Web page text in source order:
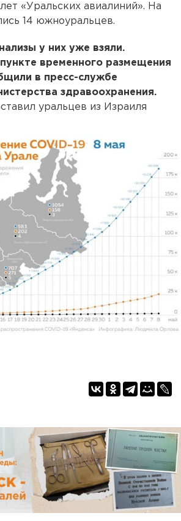
«Уральских авиалиний». На
14 южноуральцев.
у них уже взяли.
пункте временного размещения
в пресс-службе
здравоохранения.
уральцев из Израиля